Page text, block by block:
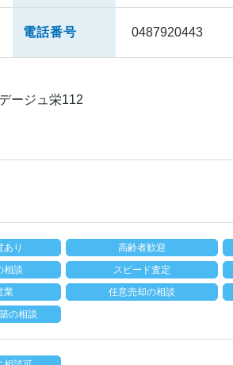
電話番号 0487920443
ージュ栄112
あり 高齢者歓迎
相談 スピード査定
業 任意売却の相談
の相談